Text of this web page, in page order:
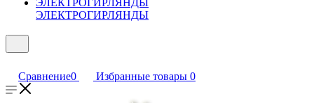
ЭЛЕКТРОГИРЛЯНДЫ
Сравнение0 Избранные товары 0